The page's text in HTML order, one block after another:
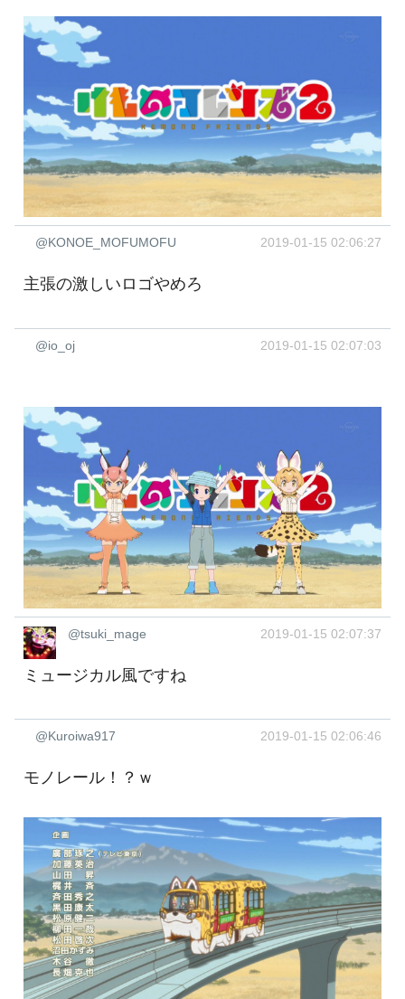
@KONOE_MOFUMOFU 2019-01-15 02:06:27
主張の激しいロゴやめろ
@io_oj 2019-01-15 02:07:03
@tsuki_mage 2019-01-15 02:07:37
ミュージカル風ですね
@Kuroiwa917 2019-01-15 02:06:46
モノレール！？ｗ